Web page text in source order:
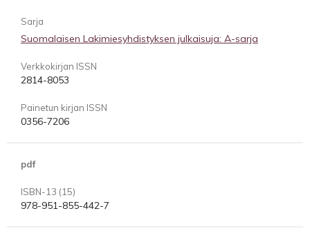
Sarja
Suomalaisen Lakimiesyhdistyksen julkaisuja: A-sarja
Verkkokirjan ISSN
2814-8053
Painetun kirjan ISSN
0356-7206
pdf
ISBN-13 (15)
978-951-855-442-7